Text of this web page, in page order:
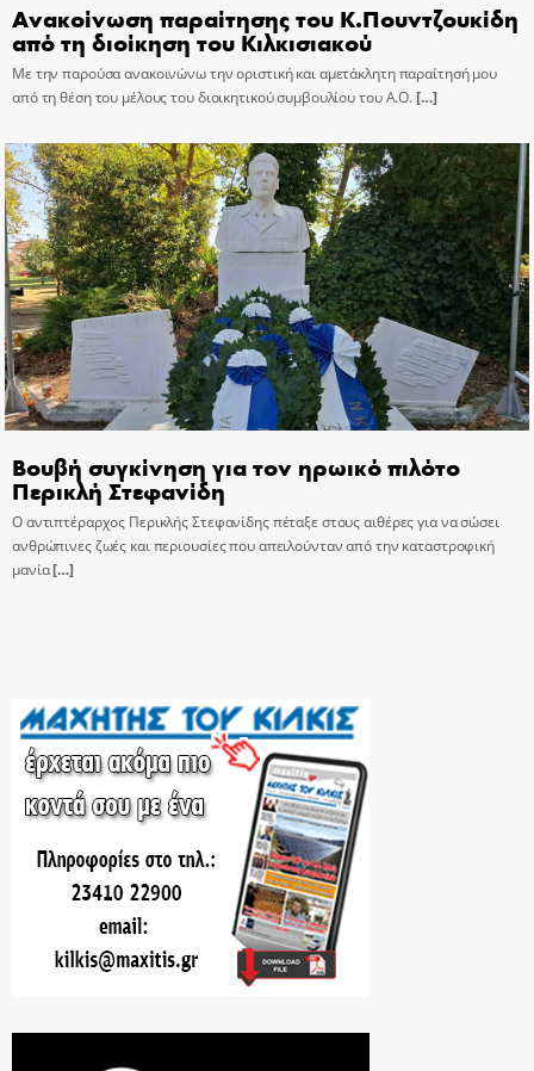
Ανακοίνωση παραίτησης του Κ.Πουντζουκίδη
από τη διοίκηση του Κιλκισιακού
Με την παρούσα ανακοινώνω την οριστική και αμετάκλητη παραίτησή μου
από τη θέση του μέλους του διοικητικού συμβουλίου του Α.Ο.[…]
Βουβή συγκίνηση για τον ηρωικό πιλότο
Περικλή Στεφανίδη
Ο αντιπτέραρχος Περικλής Στεφανίδης πέταξε στους αιθέρες για να σώσει
ανθρώπινες ζωές και περιουσίες που απειλούνταν από την καταστροφική
μανία[…]